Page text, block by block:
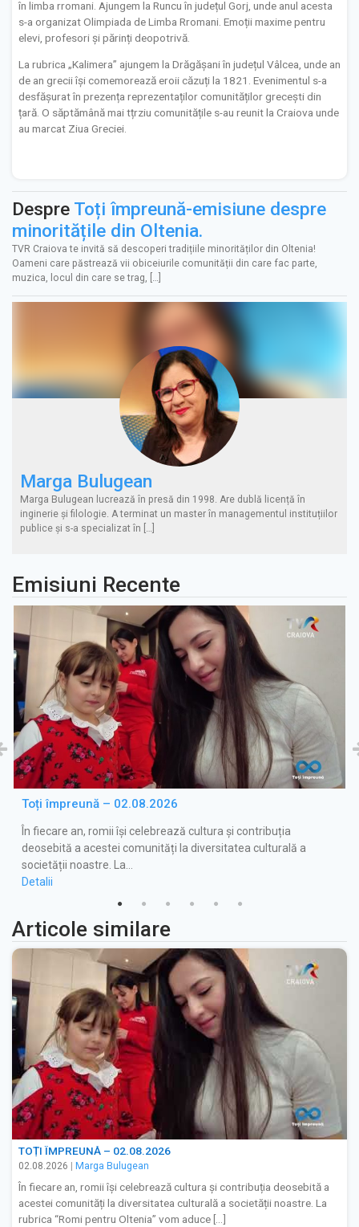
în limba rromani. Ajungem la Runcu în județul Gorj, unde anul acesta
s-a organizat Olimpiada de Limba Rromani. Emoții maxime pentru
elevi, profesori și părinți deopotrivă.
La rubrica „Kalimera” ajungem la Drăgășani în județul Vâlcea, unde an
de an grecii își comemorează eroii căzuți la 1821. Evenimentul s-a
desfășurat în prezența reprezentaților comunităților grecești din
țară. O săptămână mai tțrziu comunitățile s-au reunit la Craiova unde
au marcat Ziua Greciei.
Despre Toți împreună-emisiune despre
minoritățile din Oltenia.
TVR Craiova te invită să descoperi tradițiile minorităților din Oltenia!
Oameni care păstrează vii obiceiurile comunității din care fac parte,
muzica, locul din care se trag, […]
Marga Bulugean
Marga Bulugean lucrează în presă din 1998. Are dublă licență în
inginerie și filologie. A terminat un master în managementul instituțiilor
publice și s-a specializat în […]
Emisiuni Recente
Toți împreună – 02.08.2026
În fiecare an, romii își celebrează cultura și contribuția
deosebită a acestei comunități la diversitatea culturală a
societății noastre. La…
Detalii
Articole similare
TOȚI ÎMPREUNĂ – 02.08.2026
02.08.2026 | Marga Bulugean
În fiecare an, romii își celebrează cultura și contribuția deosebită a
acestei comunități la diversitatea culturală a societății noastre. La
rubrica “Romi pentru Oltenia” vom aduce […]